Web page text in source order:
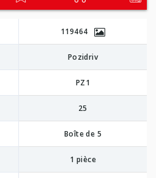
119464
Pozidriv
PZ1
25
Boîte de 5
1 pièce